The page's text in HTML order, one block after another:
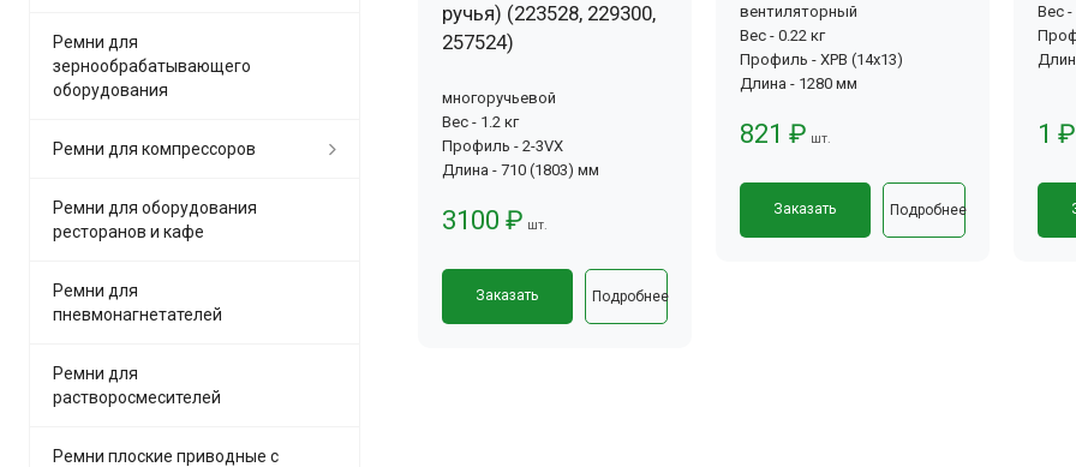
ручья) (223528, 229300,
257524)
многоручьевой
Вес - 1.2 кг
Профиль - 2-3VX
Длина - 710 (1803) мм
3100 ₽ шт.
Заказать Подробнее
вентиляторный
Вес - 0.22 кг
Профиль - XPB (14x13)
Длина - 1280 мм
821 ₽ шт.
Заказать Подробнее
Вес -
1 ₽
Ремни для
зернообрабатывающего
оборудования
Ремни для компрессоров
Ремни для оборудования
ресторанов и кафе
Ремни для
пневмонагнетателей
Ремни для
растворосмесителей
Ремни плоские приводные с